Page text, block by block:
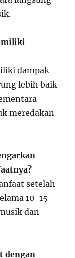
dampak
lebih baik
meredakan
setelah
10-15
dan
dengan